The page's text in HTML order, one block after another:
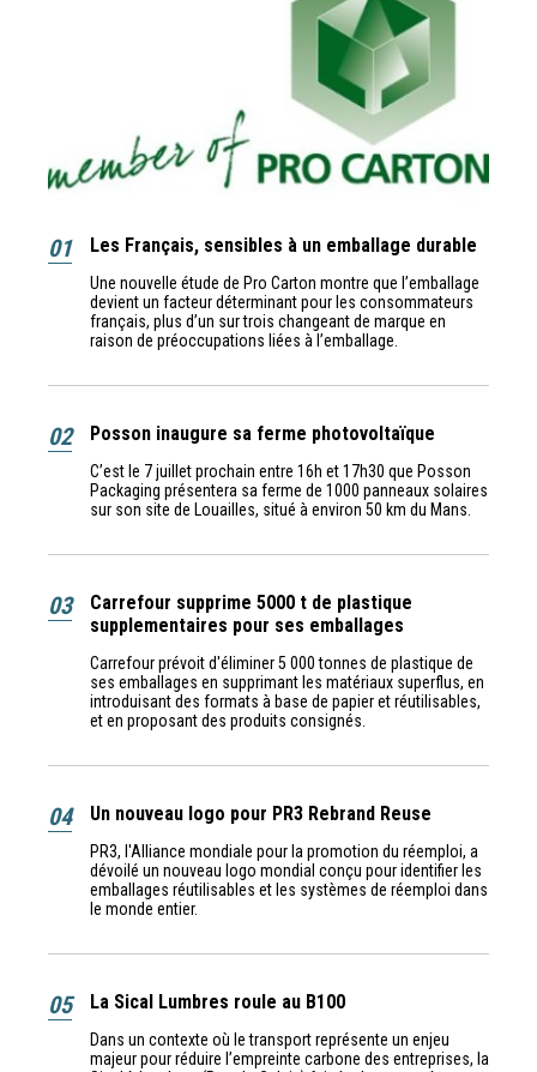
01 Les Français, sensibles à un emballage durable
Une nouvelle étude de Pro Carton montre que l’emballage
devient un facteur déterminant pour les consommateurs
français, plus d’un sur trois changeant de marque en
raison de préoccupations liées à l’emballage.
02 Posson inaugure sa ferme photovoltaïque
C’est le 7 juillet prochain entre 16h et 17h30 que Posson
Packaging présentera sa ferme de 1000 panneaux solaires
sur son site de Louailles, situé à environ 50 km du Mans.
03
Carrefour supprime 5000 t de plastique
supplementaires pour ses emballages
Carrefour prévoit d'éliminer 5 000 tonnes de plastique de
ses emballages en supprimant les matériaux superflus, en
introduisant des formats à base de papier et réutilisables,
et en proposant des produits consignés.
04 Un nouveau logo pour PR3 Rebrand Reuse
PR3, l'Alliance mondiale pour la promotion du réemploi, a
dévoilé un nouveau logo mondial conçu pour identifier les
emballages réutilisables et les systèmes de réemploi dans
le monde entier.
05 La Sical Lumbres roule au B100
Dans un contexte où le transport représente un enjeu
majeur pour réduire l’empreinte carbone des entreprises, la